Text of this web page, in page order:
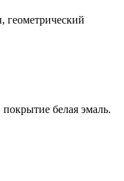
геометрический
белая эмаль.